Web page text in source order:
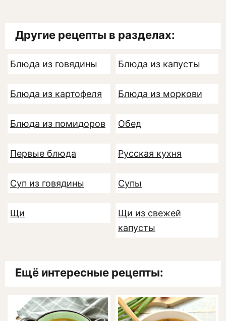
Другие рецепты в разделах:
Блюда из говядины Блюда из капусты
Блюда из картофеля Блюда из моркови
Блюда из помидоров Обед
Первые блюда Русская кухня
Суп из говядины Супы
Щи
Щи из свежей
капусты
Ещё интересные рецепты: